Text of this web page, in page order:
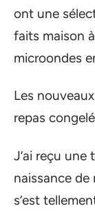
ont une
faits maison
microondes
Les
repas
J’ai reçu une
naissance de
s’est